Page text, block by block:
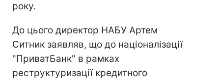
року.
До цього директор НАБУ Артем
Ситник заявляв, що до націоналізації
"ПриватБанк" в рамках
реструктуризації кредитного